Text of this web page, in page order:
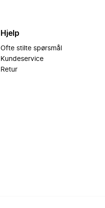
Hjelp
Ofte stilte spørsmål
Kundeservice
Retur